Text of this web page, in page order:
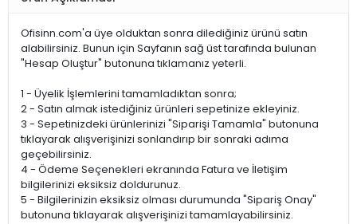
Ofisinn.com'a üye olduktan sonra dilediğiniz ürünü satın
alabilirsiniz. Bunun için Sayfanın sağ üst tarafında bulunan
"Hesap Oluştur" butonuna tıklamanız yeterli.
1 - Üyelik İşlemlerini tamamladıktan sonra;
2 - Satın almak istediğiniz ürünleri sepetinize ekleyiniz.
3 - Sepetinizdeki ürünlerinizi "Siparişi Tamamla" butonuna
tıklayarak alışverişinizi sonlandırıp bir sonraki adıma
geçebilirsiniz.
4 - Ödeme Seçenekleri ekranında Fatura ve İletişim
bilgilerinizi eksiksiz doldurunuz.
5 - Bilgilerinizin eksiksiz olması durumunda "Sipariş Onay"
butonuna tıklayarak alışverişinizi tamamlayabilirsiniz.